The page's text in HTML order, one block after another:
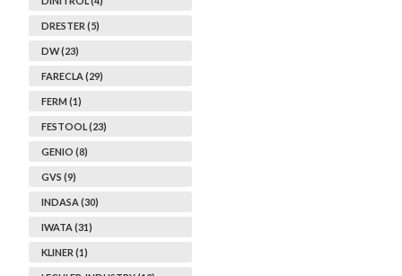
DRESTER (5)
DW (23)
FARECLA (29)
FERM (1)
FESTOOL (23)
GENIO (8)
GVS (9)
INDASA (30)
IWATA (31)
KLINER (1)